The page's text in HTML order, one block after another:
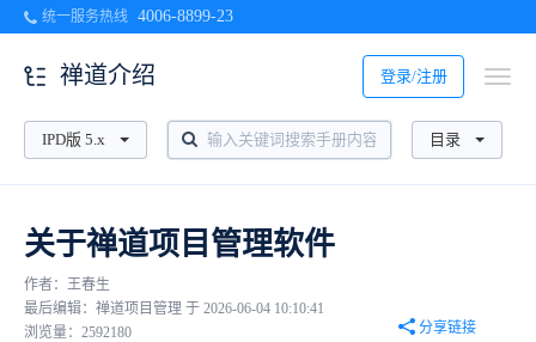
统一服务热线 4006-8899-23
登录/注册
禅道介绍
IPD版 5.x 目录
关于禅道项目管理软件
作者：王春生
最后编辑：禅道项目管理 于 2026-06-04 10:10:41
浏览量：2592180
分享链接